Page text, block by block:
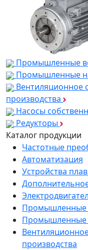
Промышленные
Промышленные
Вентиляционное
производства
Насосы
Редукторы
Каталог продукции
Частотные
Автоматизация
Устройства
Промышленные
Промышленные
производства